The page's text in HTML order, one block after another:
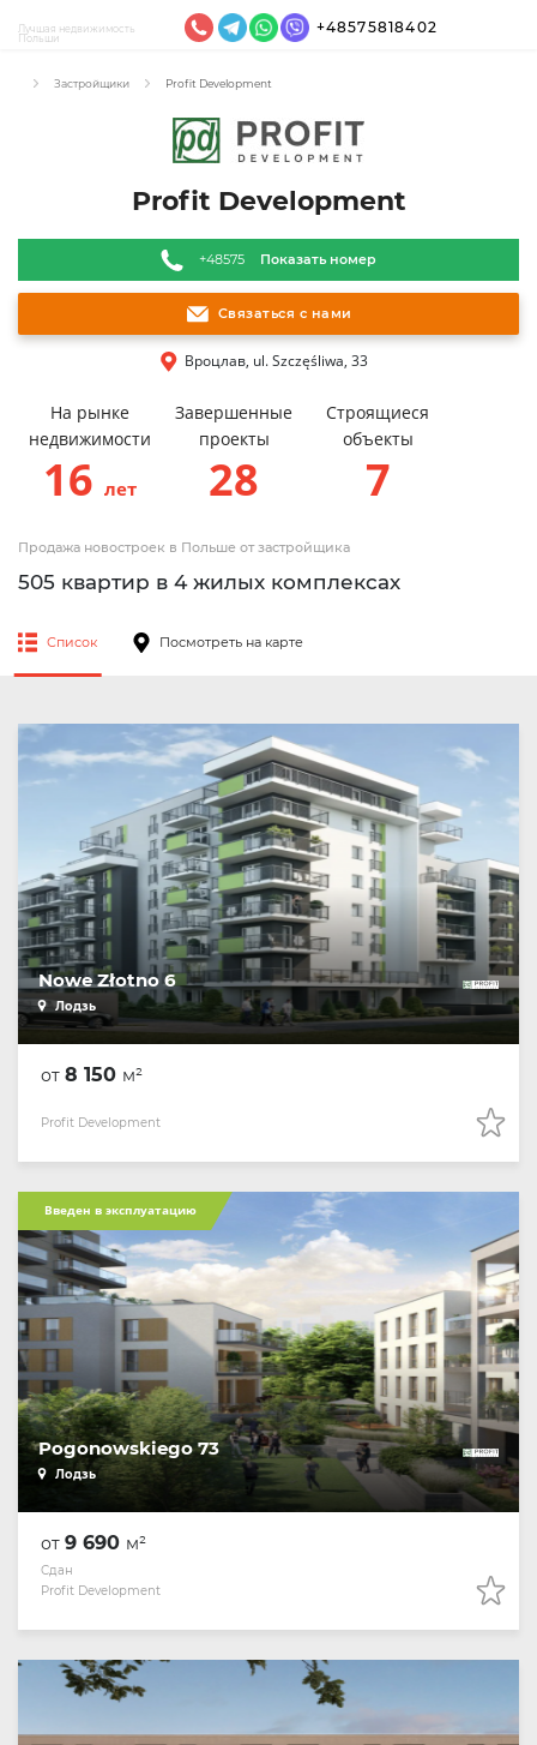
Лучшая недвижимость
Польши
+48575818402
Застройщики Profit Development
Profit Development
+48575 Показать номер
Связаться с нами
Вроцлав, ul. Szczęśliwa, 33
На рынке
недвижимости
16 лет
Завершенные
проекты
28
Строящиеся
объекты
7
Продажа новостроек в Польше от застройщика
505 квартир в 4 жилых комплексах
Список Посмотреть на карте
Nowe Złotno 6
Лодзь
от 8 150 м²
Profit Development
Введен в эксплуатацию
Pogonowskiego 73
Лодзь
от 9 690 м²
Сдан
Profit Development